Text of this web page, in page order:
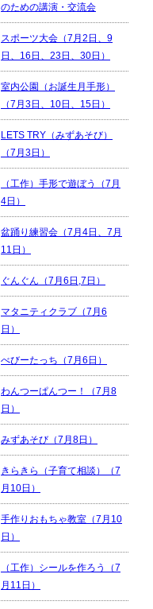
のための講演・交流会
スポーツ大会（7月2日、9
日、16日、23日、30日）
室内公園（お誕生月手形）
（7月3日、10日、15日）
LETS TRY（みずあそび）
（7月3日）
（工作）手形で遊ぼう（7月
4日）
盆踊り練習会（7月4日、7月
11日）
ぐんぐん（7月6日,7日）
マタニティクラブ（7月6
日）
べびーたっち（7月6日）
わんつーぱんつー！（7月8
日）
みずあそび（7月8日）
きらきら（子育て相談）（7
月10日）
手作りおもちゃ教室（7月10
日）
（工作）シールを作ろう（7
月11日）